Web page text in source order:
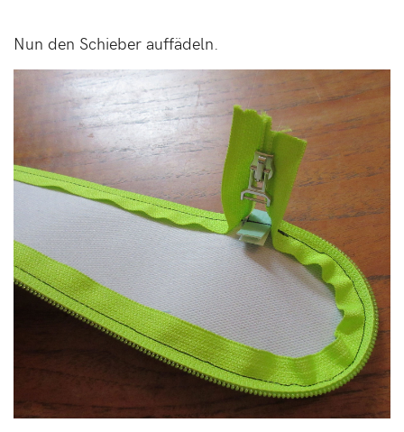
Nun den Schieber auffädeln.